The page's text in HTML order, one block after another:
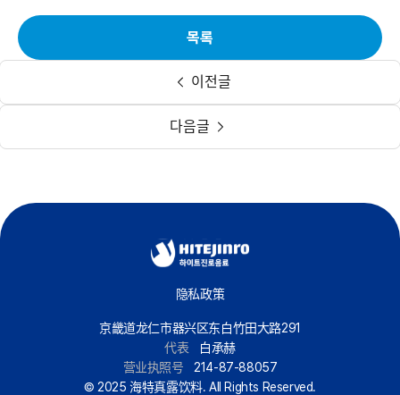
이전글
목록
다음글
隐私政策
京畿道龙仁市器兴区东白竹田大路291
代表
白承赫
营业执照号
214-87-88057
© 2025 海特真露饮料. All Rights Reserved.